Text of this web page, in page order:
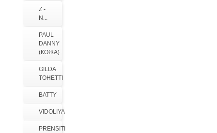
Z -
N...
PAUL
DANNY
(КОЖА)
GILDA
TOHETTI
BATTY
VIDOLIYA
PRENSITI